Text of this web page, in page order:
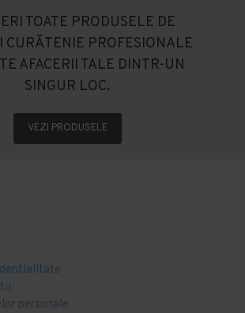
TOATE PRODUSELE DE
CURĂTENIE PROFESIONALE
AFACERII TALE DINTR-UN
SINGUR LOC.
VEZI PRODUSELE
personale